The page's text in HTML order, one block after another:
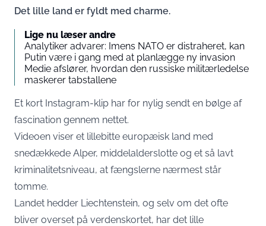
Det lille land er fyldt med charme.
Lige nu læser andre
Analytiker advarer: Imens NATO er distraheret, kan
Putin være i gang med at planlægge ny invasion
Medie afslører, hvordan den russiske militærledelse
maskerer tabstallene
Et kort Instagram-klip har for nylig sendt en bølge af
fascination gennem nettet.
Videoen viser et lillebitte europæisk land med
snedækkede Alper, middelalderslotte og et så lavt
kriminalitetsniveau, at fængslerne nærmest står
tomme.
Landet hedder Liechtenstein, og selv om det ofte
bliver overset på verdenskortet, har det lille